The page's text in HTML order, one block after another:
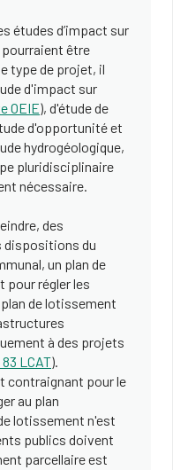
études d’impact sur
pourraient être
type de projet, il
d'impact sur
OEIE), d'étude de
d'opportunité et
hydrogéologique,
pluridisciplinaire
nécessaire.
des
dispositions du
un plan de
régler les
de lotissement
à des projets
LCAT).
contraignant pour le
au plan
lotissement n'est
publics doivent
parcellaire est